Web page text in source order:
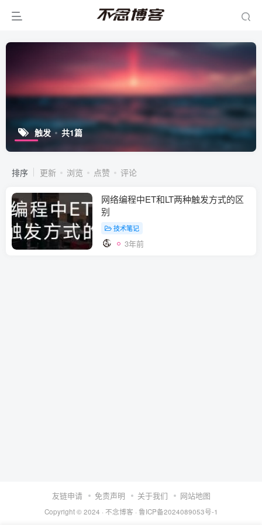
触发 共1篇
排序 更新 浏览 点赞 评论
网络编程中ET和LT两种触发方式的区
别
技术笔记
3年前
友链申请 免责声明 关于我们 网站地图
Copyright © 2024 · 不念博客 · 鲁ICP备2024089053号-1